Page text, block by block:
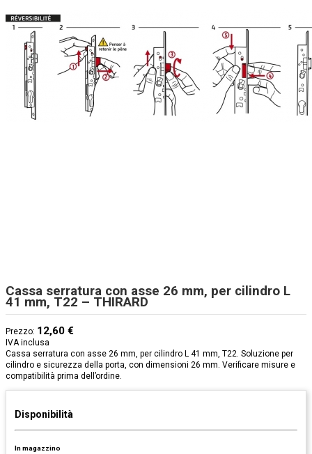
Cassa serratura con asse 26 mm, per cilindro L
41 mm, T22 – THIRARD
Prezzo: 12,60 €
IVA inclusa
Cassa serratura con asse 26 mm, per cilindro L 41 mm, T22. Soluzione per
cilindro e sicurezza della porta, con dimensioni 26 mm. Verificare misure e
compatibilità prima dell’ordine.
Disponibilità
In magazzino